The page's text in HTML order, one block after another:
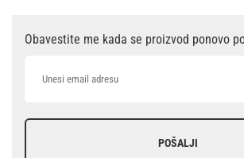
Obavestite me kada se proizvod ponovo
POŠALJI